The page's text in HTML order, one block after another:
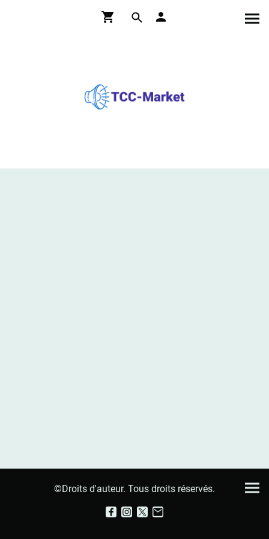
©Droits d'auteur. Tous droits réservés.